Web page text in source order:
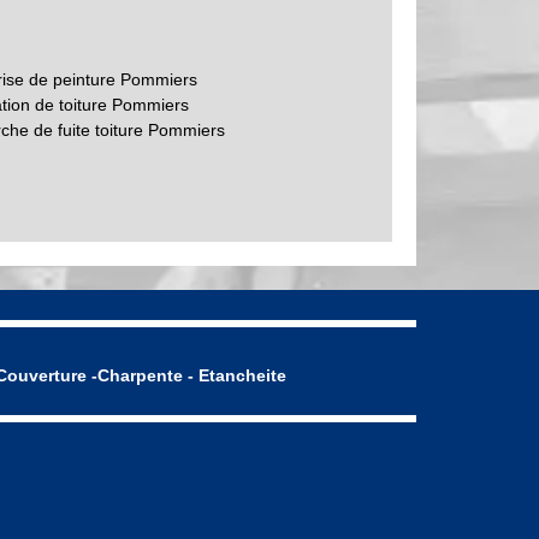
de peinture Pommiers
de toiture Pommiers
de fuite toiture Pommiers
-Charpente - Etancheite